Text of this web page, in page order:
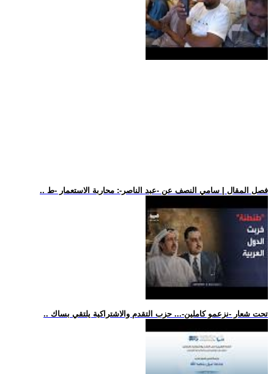
.. فصل المقال | سامي النصف عن -عبد الناصر-: محاربة الاستعمار -ط
.. تحت شعار -نزعمو كاملين-... حزب التقدم والاشتراكية يلتقي بساك